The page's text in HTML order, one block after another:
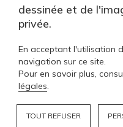
dessinée
dessinée et de
privée.
En acceptant l'utilisation
navigation sur ce site.
Pour en savoir plus,
légales.
TOUT REFUSER